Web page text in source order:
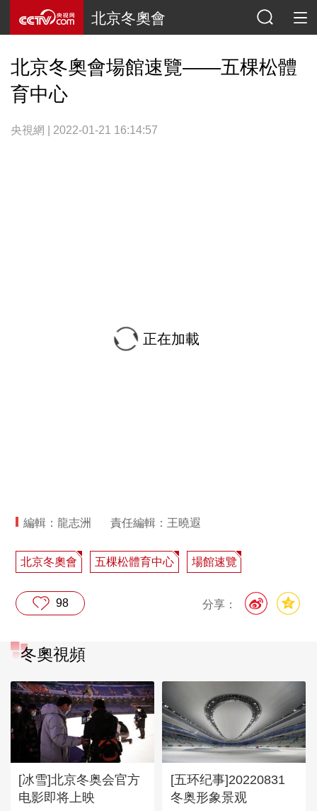
北京冬奧會
北京冬奧會場館速覽——五棵松體
育中心
央視網 | 2022-01-21 16:14:57
正在加載
編輯：龍志洲 責任編輯：王曉遐
北京冬奧會 五棵松體育中心 場館速覽
分享：
98
冬奧視頻
[冰雪]北京冬奥会官方
电影即将上映
[五环纪事]20220831
冬奥形象景观